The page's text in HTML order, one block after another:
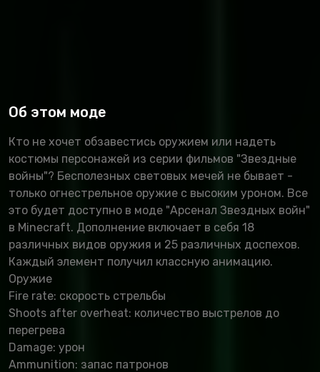
Об этом моде
Кто не хочет обзавестись оружием или надеть
костюмы персонажей из серии фильмов "Звездные
войны"? Бесполезных световых мечей не бывает -
только огнестрельное оружие с высоким уроном. Все
это будет доступно в моде "Арсенал Звездных войн"
в Minecraft. Дополнение включает в себя 18
различных видов оружия и 25 различных доспехов.
Каждый элемент получил классную анимацию.
Оружие
Fire rate: скорость стрельбы
Shoots after overheat: количество выстрелов до
перегрева
Damage: урон
Ammunition: запас патронов